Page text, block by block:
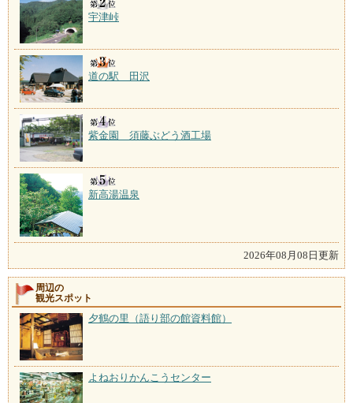
宇津峠
道の駅 田沢
紫金園 須藤ぶどう酒工場
新高湯温泉
2026年08月08日更新
周辺の
観光スポット
夕鶴の里（語り部の館資料館）
よねおりかんこうセンター